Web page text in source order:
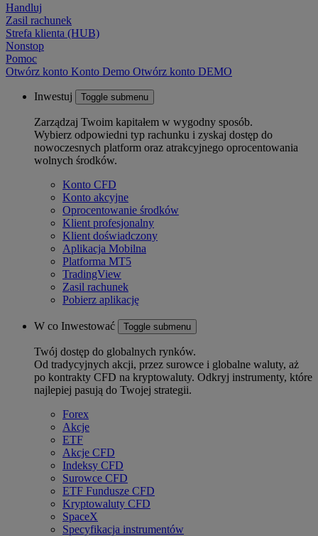
Handluj
Zasil rachunek
Strefa klienta (HUB)
Nonstop
Pomoc
Otwórz konto Konto Demo Otwórz konto DEMO
Inwestuj Toggle submenu
Zarządzaj Twoim kapitałem w wygodny sposób.
Wybierz odpowiedni typ rachunku i zyskaj dostęp do
nowoczesnych platform oraz atrakcyjnego oprocentowania
wolnych środków.
Konto CFD
Konto akcyjne
Oprocentowanie środków
Klient profesjonalny
Klient doświadczony
Aplikacja Mobilna
Platforma MT5
TradingView
Zasil rachunek
Pobierz aplikację
W co Inwestować Toggle submenu
Twój dostęp do globalnych rynków.
Od tradycyjnych akcji, przez surowce i globalne waluty, aż
po kontrakty CFD na kryptowaluty. Odkryj instrumenty, które
najlepiej pasują do Twojej strategii.
Forex
Akcje
ETF
Akcje CFD
Indeksy CFD
Surowce CFD
ETF Fundusze CFD
Kryptowaluty CFD
SpaceX
Specyfikacja instrumentów